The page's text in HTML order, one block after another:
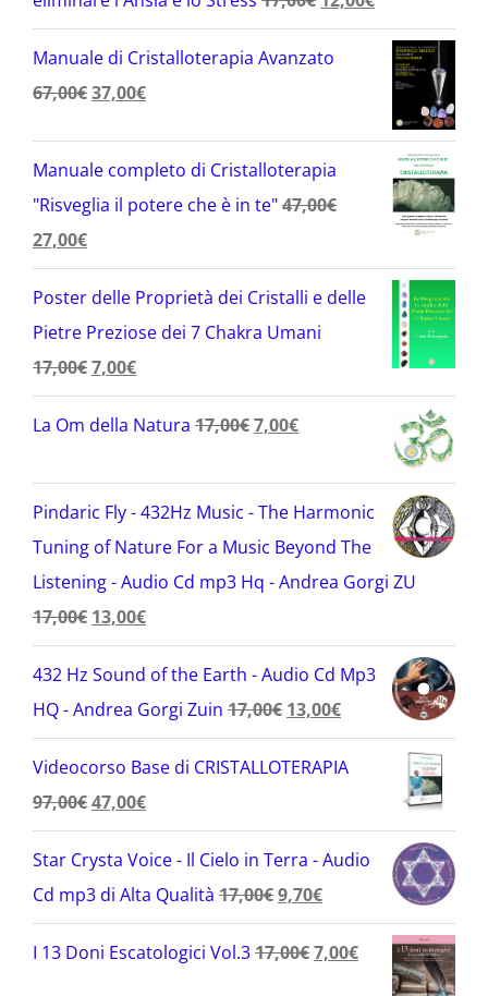
27,00€.15,00€.
prezzo
originale
17,00€.
prezzo
attuale
12,00€.
Manuale di Cristalloterapia Avanzato
67,00€Il
originale
era:
37,00€Il
attuale
è:
Manuale completo di Cristalloterapia
"Risveglia il potere che è in te"47,00€
Il
prezzo
originale
era:
47,00€.
27,00€Il
prezzo
attuale
è:
27,00€.
Poster delle Proprietà dei Cristalli e delle
Pietre Preziose dei 7 Chakra Umani
17,00€Il
prezzo
originale
17,00€.
7,00€Il
prezzo
attuale
7,00€.
La Om della Natura 17,00€Il
17,00€.
7,00€Il
7,00€.
Pindaric Fly - 432Hz Music - The Harmonic
Tuning of Nature For a Music Beyond The
Listening - Audio Cd mp3 Hq - Andrea Gorgi ZU
17,00€ Il
prezzo
originale
era:
17,00€.
13,00€Il
prezzo
attuale
è:
13,00€.
432 Hz Sound of the Earth - Audio Cd Mp3
HQ - Andrea Gorgi Zuin 17,00€ Il
prezzo
originale
17,00€.
13,00€Il
prezzo
attuale
13,00€.
Videocorso Base di CRISTALLOTERAPIA
97,00€Il
prezzo
originale
era:
97,00€.
47,00€Il
prezzo
attuale
è:
47,00€.
Star Crysta Voice - Il Cielo in Terra - Audio
Cd mp3 di Alta Qualità 17,00€Il
prezzo
originale
9,70€Il
prezzo
attuale
I 13 Doni Escatologici Vol.317,00€Il
7,00€Il
prezzo